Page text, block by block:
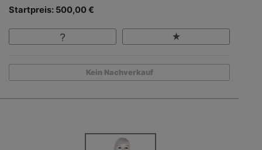
Startpreis: 500,00 €
Kein Nachverkauf